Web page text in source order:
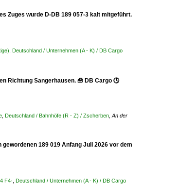
Zuges wurde D-DB 189 057-3 kalt mitgeführt.
Deutschland / Unternehmen (A - K) / DB Cargo
Richtung Sangerhausen. 🧰 DB Cargo 🕓
Deutschland / Bahnhöfe (R - Z) / Zscherben An der
189 019 Anfang Juli 2026 vor dem
F4· Deutschland / Unternehmen (A - K) / DB Cargo